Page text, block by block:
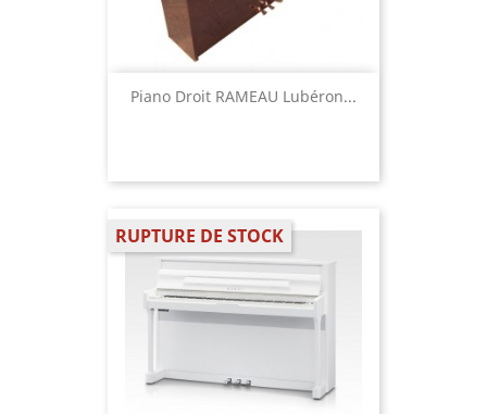
Piano Droit RAMEAU Lubéron...
RUPTURE DE STOCK